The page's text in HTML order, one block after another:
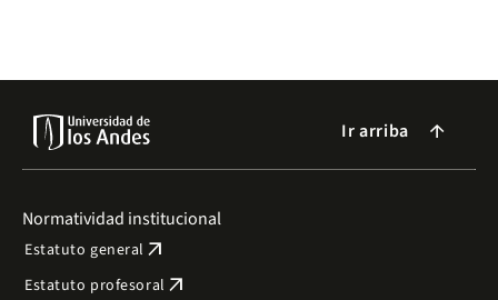
Ir arriba arrow_forward
Normatividad institucional
Estatuto general arrow_outward
Estatuto profesoral arrow_outward